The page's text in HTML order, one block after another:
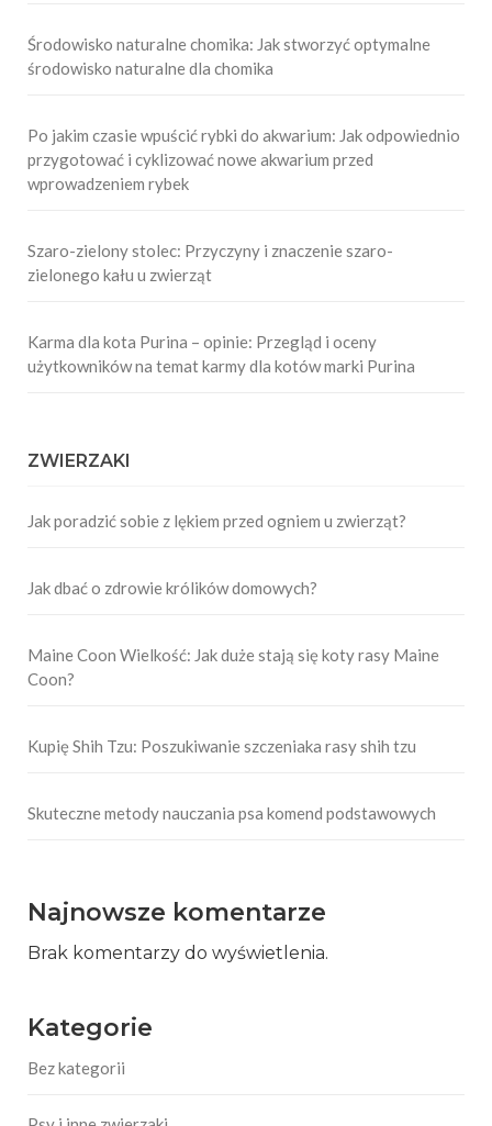
Środowisko naturalne chomika: Jak stworzyć optymalne
środowisko naturalne dla chomika
Po jakim czasie wpuścić rybki do akwarium: Jak odpowiednio
przygotować i cyklizować nowe akwarium przed
wprowadzeniem rybek
Szaro-zielony stolec: Przyczyny i znaczenie szaro-
zielonego kału u zwierząt
Karma dla kota Purina – opinie: Przegląd i oceny
użytkowników na temat karmy dla kotów marki Purina
ZWIERZAKI
Jak poradzić sobie z lękiem przed ogniem u zwierząt?
Jak dbać o zdrowie królików domowych?
Maine Coon Wielkość: Jak duże stają się koty rasy Maine
Coon?
Kupię Shih Tzu: Poszukiwanie szczeniaka rasy shih tzu
Skuteczne metody nauczania psa komend podstawowych
Najnowsze komentarze
Brak komentarzy do wyświetlenia.
Kategorie
Bez kategorii